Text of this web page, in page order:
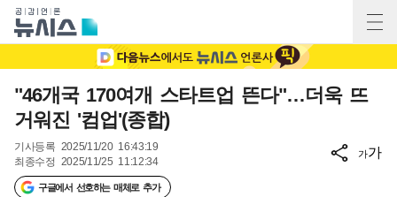
"46개국 170여개 스타트업 뜬다"…더욱 뜨
거워진 '컴업'(종합)
기사등록 2025/11/20 16:43:19
최종수정 2025/11/25 11:12:34
구글에서 선호하는 매체로 추가
가가